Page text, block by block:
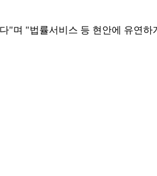
"며 "법률서비스 등 현안에 유연하